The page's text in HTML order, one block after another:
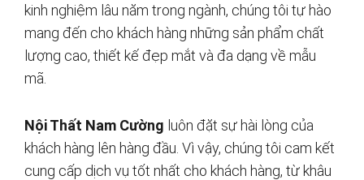
kinh nghiệm lâu năm trong ngành, chúng tôi tự hào
mang đến cho khách hàng những sản phẩm chất
lượng cao, thiết kế đẹp mắt và đa dạng về mẫu
mã.
Nội Thất Nam Cường luôn đặt sự hài lòng của
khách hàng lên hàng đầu. Vì vậy, chúng tôi cam kết
cung cấp dịch vụ tốt nhất cho khách hàng, từ khâu